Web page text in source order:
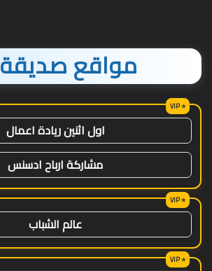
مواقع صديقة
اول اثنين ريادة اعمال
مشاركة ارباح ادسنس
عالم الشباب